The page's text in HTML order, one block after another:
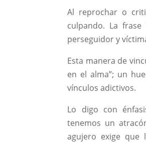
Al reprochar o
culpando. La
perseguidor y
Esta manera de
en el alma”; un
vínculos adictivos.
Lo digo con
tenemos un
agujero exige que